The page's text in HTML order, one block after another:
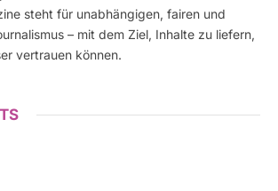
steht für unabhängigen, fairen und
– mit dem Ziel, Inhalte zu liefern,
vertrauen können.